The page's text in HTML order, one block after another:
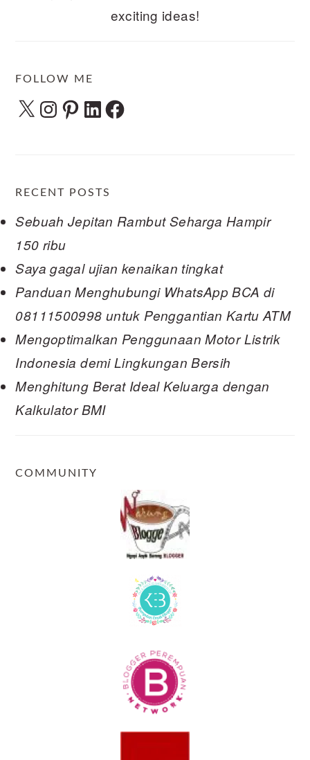
exciting ideas!
FOLLOW ME
X Instagram
Pinterest
LinkedInFacebook
RECENT POSTS
Sebuah Jepitan Rambut Seharga Hampir
150 ribu
Saya gagal ujian kenaikan tingkat
Panduan Menghubungi WhatsApp BCA di
08111500998 untuk Penggantian Kartu ATM
Mengoptimalkan Penggunaan Motor Listrik
Indonesia demi Lingkungan Bersih
Menghitung Berat Ideal Keluarga dengan
Kalkulator BMI
COMMUNITY